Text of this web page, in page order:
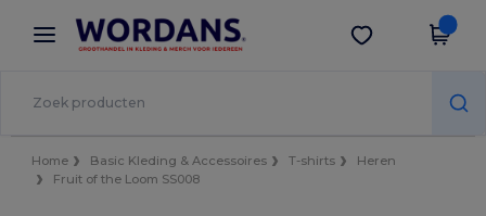
× Wordans-app
Betere prijzen in de app!
Download app
Home Basic Kleding & Accessoires T-shirts
Heren
Fruit of the Loom SS008